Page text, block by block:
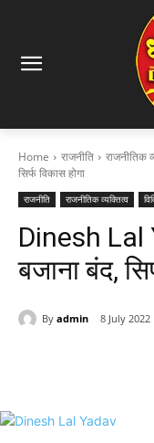
Home राजनीति राजनीतिक
सिर्फ विकास होगा
राजनीति राजनीतिक व्यक्तित्व
Dinesh Lal
बजाना बंद,
By admin 8 July 2022